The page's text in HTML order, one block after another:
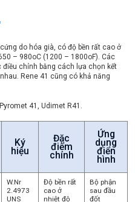
do hóa già, có độ bền rất cao ở
– 980oC (1200 – 1800oF). Các
chỉnh bằng cách lựa chọn kết
Rene 41 cũng có khả năng
41, Udimet R41.
Ký
hiệu
Đặc
điểm
chính
Ứng
dụng
điển
hình
W.Nr
2.4973
UNS
Độ bền rất
cao ở
nhiệt độ
Bộ phận
sau đầu
đốt